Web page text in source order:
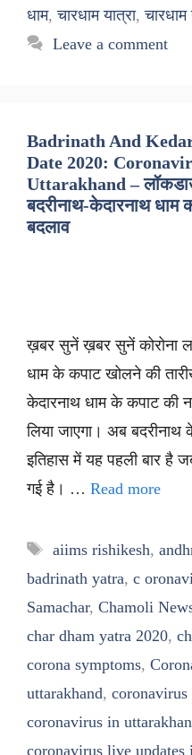
धाम,चारधाम यात्रा,चारधाम
Leave a comment
Badrinath And
Date 2020:
Uttarakhand –
बदरीनाथ-केदारनाथ
बदलाव
ख़बर सुनें ख़बर सुनें कोरोना
धाम के कपाट खोलने की
केदारनाथ धाम के कपाट की
लिया जाएगा। अब
इतिहास में यह पहली बार है
गई है। … Read more
Tags
aiims rishikesh,
badrinath yatra, c
Samachar, Chamoli
char dham yatra 2020,
corona symptoms,
uttarakhand, coronavirus
coronavirus in
coronavirus live updates